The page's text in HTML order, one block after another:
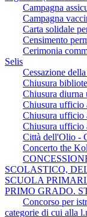
Campagna
Campagna
Carta solidale
Censimento
Cerimonia
Selis
Cessazione
Chiusura
Chiusura diurna
Chiusura ufficio
Chiusura ufficio
Chiusura ufficio
Città dell'Olio -
Concerto the
SCOLASTICO,
SCUOLA
PRIMO GRADO.
Concorso per
categorie di cui alla